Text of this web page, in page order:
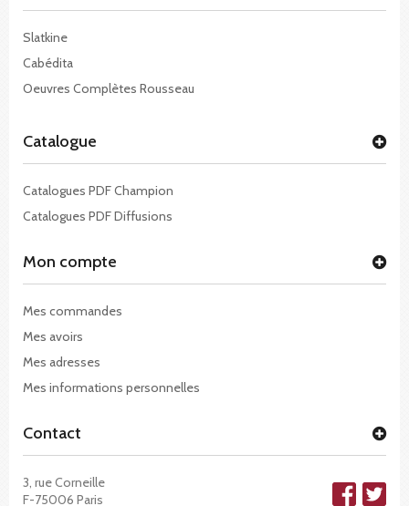
Slatkine
Cabédita
Oeuvres Complètes Rousseau
Catalogue
Catalogues PDF Champion
Catalogues PDF Diffusions
Mon compte
Mes commandes
Mes avoirs
Mes adresses
Mes informations personnelles
Contact
3, rue Corneille
F-75006 Paris